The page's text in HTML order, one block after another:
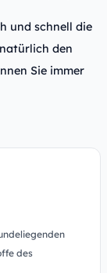
und schnell die
den
Sie immer
des